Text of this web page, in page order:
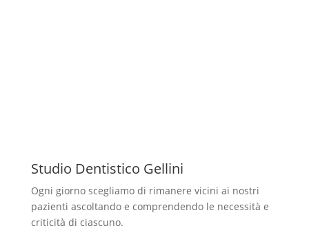
Studio Dentistico Gellini
Ogni giorno scegliamo di rimanere vicini ai nostri
pazienti ascoltando e comprendendo le necessità e
criticità di ciascuno.